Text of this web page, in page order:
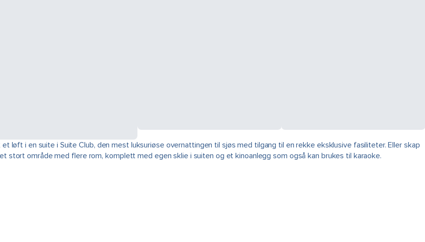
løft i en suite i Suite Club, den mest luksuriøse overnattingen til sjøs med tilgang til en rekke eksklusive fasiliteter. Eller skap
stort område med flere rom, komplett med egen sklie i suiten og et kinoanlegg som også kan brukes til karaoke.